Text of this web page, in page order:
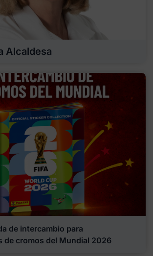
Alcaldesa
de intercambio para
de cromos del Mundial 2026